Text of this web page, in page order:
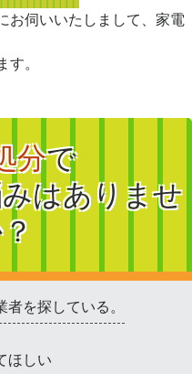
お伺いいたしまして、家電
。
分で
はありませ
を探している。
ほしい